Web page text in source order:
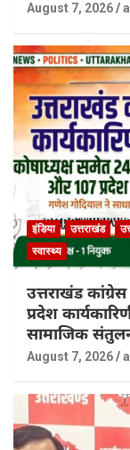
August 7, 2026
इंडिया उत्तराखंड
स्वास्थ्य
उत्तराखंड
प्रदेश
सामाजिक
August 7, 2026